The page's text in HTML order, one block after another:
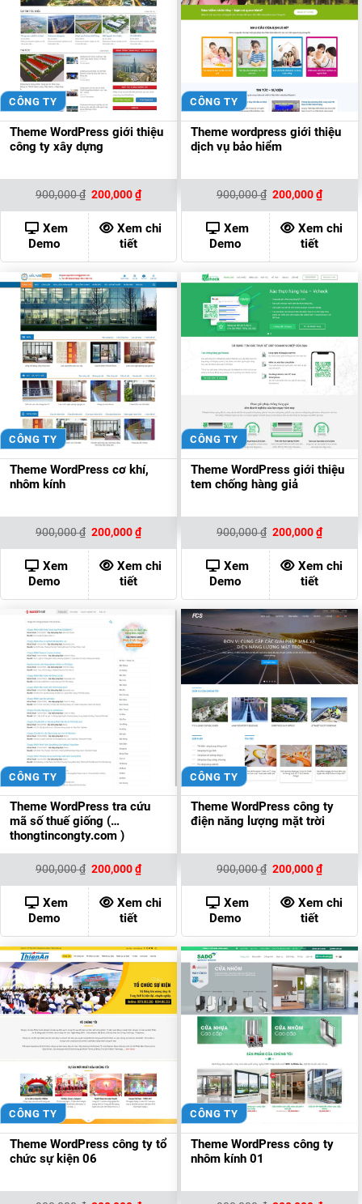
CÔNG TY
Theme WordPress giới thiệu
công ty xây dựng
900,000₫ Giá
là:
900,000 ₫.
200,000₫Giá
hiện
tại
là:
200,000 ₫.
Xem
Demo
Xem chi
tiết
CÔNG TY
Theme wordpress giới thiệu
dịch vụ bảo hiểm
900,000₫ Giá
là:
900,000 ₫.
200,000₫Giá
hiện
tại
là:
Xem
Demo
Xem chi
tiết
CÔNG TY
Theme WordPress cơ khí,
nhôm kính
900,000₫ Giá
là:
900,000 ₫.
200,000₫Giá
hiện
tại
là:
200,000 ₫.
Xem
Demo
Xem chi
tiết
CÔNG TY
Theme WordPress giới thiệu
tem chống hàng giả
900,000₫ Giá
là:
900,000 ₫.
200,000₫Giá
hiện
tại
là:
Xem
Demo
Xem chi
tiết
CÔNG TY
Theme WordPress tra cứu
mã số thuế giống (
thongtincongty.com )
900,000₫ Giá
là:
900,000 ₫.
200,000₫Giá
hiện
tại
là:
200,000 ₫.
Xem
Demo
Xem chi
tiết
CÔNG TY
Theme WordPress công ty
điện năng lượng mặt trời
900,000₫ Giá
là:
900,000 ₫.
200,000₫Giá
hiện
tại
là:
Xem
Demo
Xem chi
tiết
CÔNG TY
Theme WordPress công ty tổ
chức sự kiện 06
CÔNG TY
Theme WordPress công ty
nhôm kính 01